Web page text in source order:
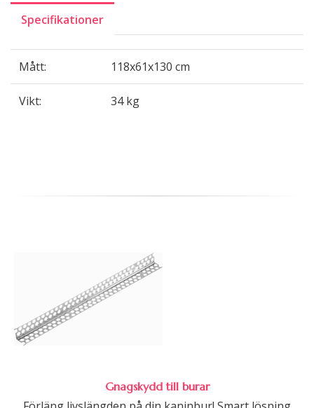
Specifikationer
Mått: 118x61x130 cm
Vikt: 34 kg
Gnagskydd till burar